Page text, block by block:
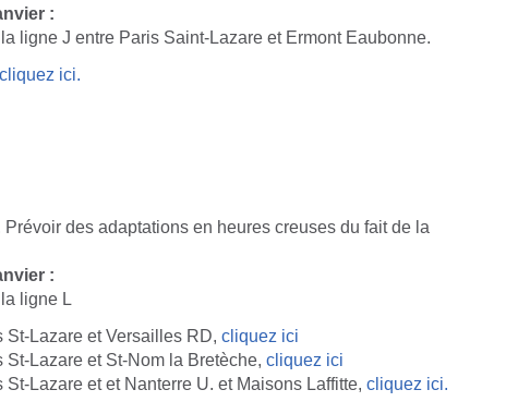
:
ligne J entre Paris Saint-Lazare et Ermont Eaubonne.
cliquez ici.
Prévoir des adaptations en heures creuses du fait de la
:
ligne L
St-Lazare et Versailles RD, cliquez ici
Lazare et St-Nom la Bretèche, cliquez ici
Lazare et et Nanterre U. et Maisons Laffitte, cliquez ici.